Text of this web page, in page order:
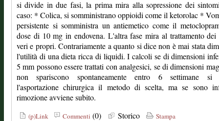
si divide in due fasi, la prima mira alla sopressione dei
caso: * Colica, si somministrano oppioidi come il ketorolac *
persistente si somministra un antiemetico come il
dose di 10 mg in endovena. L'altra fase mira al trattamento
veri e propri. Contrariamente a quanto si dice non è mai stata
l'utilità di una dieta ricca di liquidi. I calcoli se di dimensioni
5 mm possono essere trattati con analgesici, se di dimensioni
non spariscono spontaneamente entro 6 settimane si
l'asportazione chirurgica il metodo di scelta, ma se sono
rimozione avviene subito.
(p)Link Commenti (0) Storico Stampa